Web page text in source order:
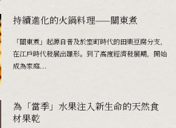
持續進化的火鍋料理——關東煮
「關東煮」起源自普及於室町時代的田樂豆腐分支，
在江戶時代發展出雛形。到了高度經濟發展期，開始
成為家庭...
為「當季」水果注入新生命的天然食
材果乾